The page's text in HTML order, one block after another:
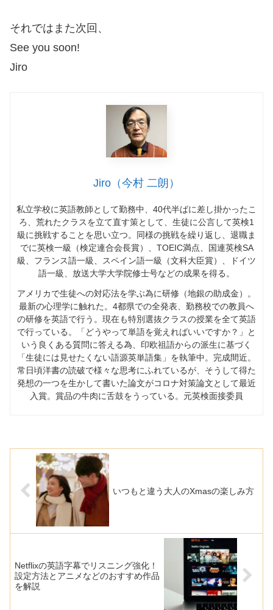
それではまた次回、
See you soon!
Jiro
Jiro（今村 二朗）
私立学校に英語教師として勤務中、 40代半ばに差し掛かったこ
ろ、荒れたクラスを立て直す策として、生徒に公言して英検1
級に挑戦することを思い立つ。同様の挑戦を繰り返し、退職ま
でに英検一級（検定連合会長賞）、 TOEIC満点、国連英検SA
級、フランス語一級、スペイン語一級（文科大臣賞）、ドイツ
語一級、放送大学大学院修士号などの成果を得る。
アメリカで生徒への対応法を学ぶ為に研修（地銀の助成金）。
最新の心理学に触れた。 4都県での全発表、勤務校での教員へ
の研修を英語で行う。現在も特別選抜クラスの授業を全て英語
で行っている。「どうやって単語を覚えればいいですか？」と
いう良くある質問に答える為、印欧祖語からの派生に基づく
「生徒には見せたくない語源英単語集」を執筆中。完成間近。
常日頃洋書の読破で様々な思考にふれているが、そうして得た
発想の一つを生かして書いた論文がコロナ対策論文として最近
入賞。賞品の牛肉に舌鼓をうっている。元英検面接委員
いつもと違う大人のXmasの楽しみ方
Netflixの英語字幕でリスニング強化！
設定方法とアニメなどのおすすめ作品
を解説